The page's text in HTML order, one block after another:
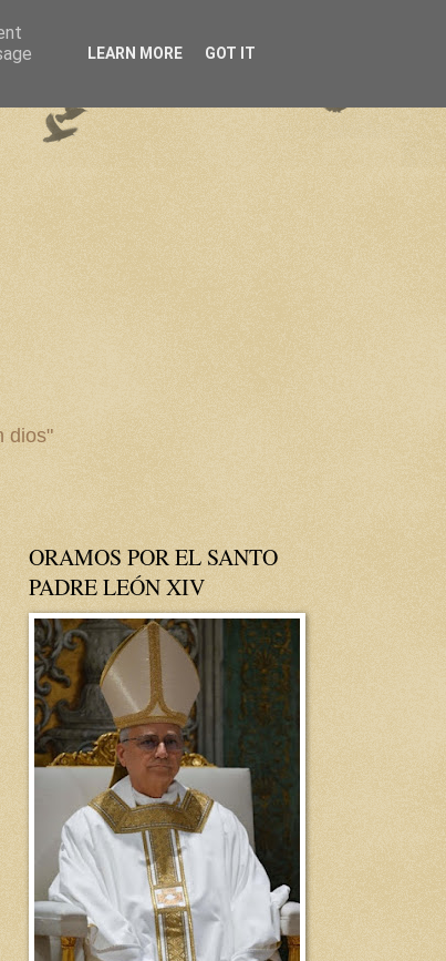
dios"
ORAMOS POR EL SANTO
PADRE LEÓN XIV
LEARN MORE GOT IT